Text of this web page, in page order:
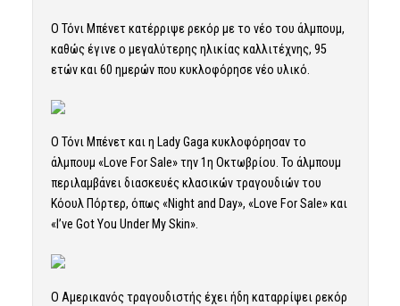
Ο Τόνι Μπένετ κατέρριψε ρεκόρ με το νέο του άλμπουμ,
καθώς έγινε ο μεγαλύτερης ηλικίας καλλιτέχνης, 95
ετών και 60 ημερών που κυκλοφόρησε νέο υλικό.
Ο Τόνι Μπένετ και η Lady Gaga κυκλοφόρησαν το
άλμπουμ «Love For Sale» την 1η Οκτωβρίου. Το άλμπουμ
περιλαμβάνει διασκευές κλασικών τραγουδιών του
Κόουλ Πόρτερ, όπως «Night and Day», «Love For Sale» και
«I’ve Got You Under My Skin».
Ο Αμερικανός τραγουδιστής έχει ήδη καταρρίψει ρεκόρ